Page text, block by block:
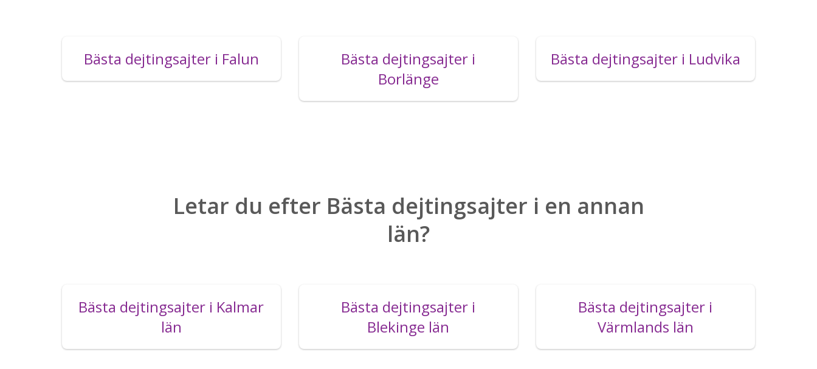
Bästa dejtingsajter i Falun
Bästa dejtingsajter i
Borlänge
Bästa dejtingsajter i Ludvika
Letar du efter Bästa dejtingsajter i en annan
län?
Bästa dejtingsajter i Kalmar
län
Bästa dejtingsajter i
Blekinge län
Bästa dejtingsajter i
Värmlands län